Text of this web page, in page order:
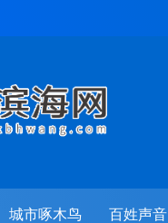
城市啄木鸟 百姓声音